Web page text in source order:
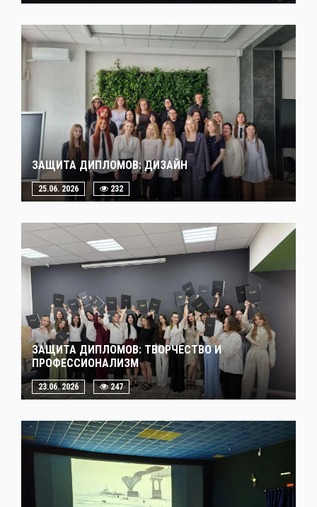
ЗАЩИТА ДИПЛОМОВ: ДИЗАЙН
25.06. 2026 232
ЗАЩИТА ДИПЛОМОВ: ТВОРЧЕСТВО И
ПРОФЕССИОНАЛИЗМ
23.06. 2026 247